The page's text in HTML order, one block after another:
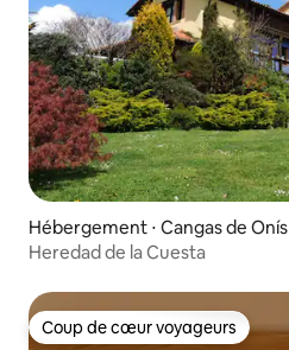
Hébergement ⋅ Cangas de Onís
Heredad de la Cuesta
Coup de cœur voyageurs
Coup de cœur voyageurs